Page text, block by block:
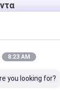
8:23 AM
you looking for?